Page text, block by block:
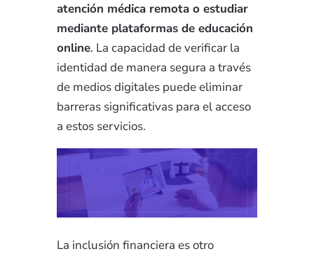
atención médica remota o estudiar
mediante plataformas de educación
online. La capacidad de verificar la
identidad de manera segura a través
de medios digitales puede eliminar
barreras significativas para el acceso
a estos servicios.
La inclusión financiera es otro